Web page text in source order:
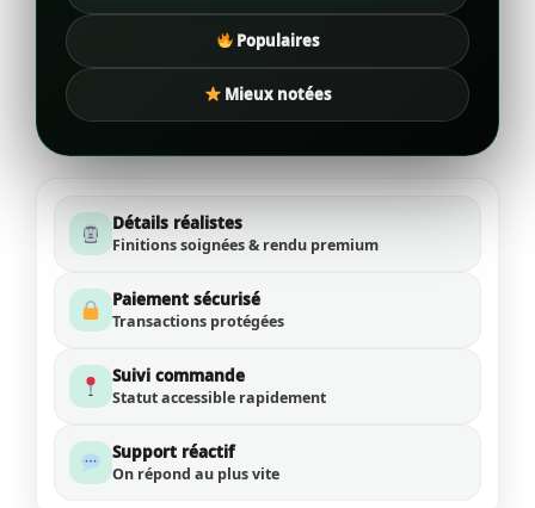
Populaires
Mieux notées
Détails réalistes
Finitions soignées & rendu premium
Paiement sécurisé
Transactions protégées
Suivi commande
Statut accessible rapidement
Support réactif
On répond au plus vite